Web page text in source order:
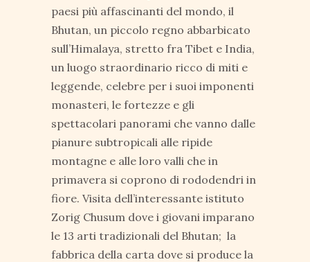
paesi più affascinanti del mondo, il
Bhutan, un piccolo regno abbarbicato
sull’Himalaya, stretto fra Tibet e India,
un luogo straordinario ricco di miti e
leggende, celebre per i suoi imponenti
monasteri, le fortezze e gli
spettacolari panorami che vanno dalle
pianure subtropicali alle ripide
montagne e alle loro valli che in
primavera si coprono di rododendri in
fiore. Visita dell’interessante istituto
Zorig Chusum dove i giovani imparano
le 13 arti tradizionali del Bhutan; la
fabbrica della carta dove si produce la